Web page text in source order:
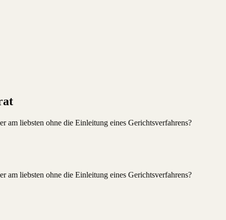
liebsten ohne die Einleitung eines Gerichtsverfahrens?
liebsten ohne die Einleitung eines Gerichtsverfahrens?